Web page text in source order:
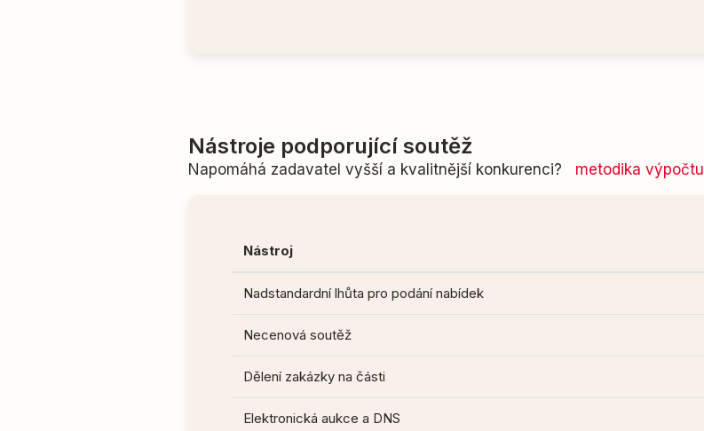
Nástroje podporující soutěž
Napomáhá zadavatel vyšší a kvalitnější konkurenci? metodika výpočtu
Nástroj
Nadstandardní lhůta pro podání nabídek
Necenová soutěž
Dělení zakázky na části
Elektronická aukce a DNS